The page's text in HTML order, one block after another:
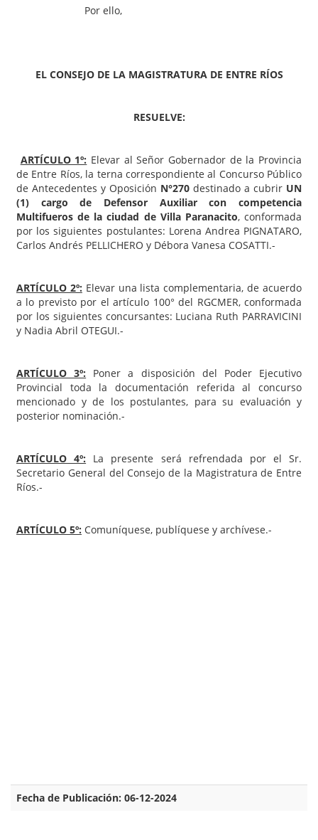
Por ello,
EL CONSEJO DE LA MAGISTRATURA DE ENTRE RÍOS
RESUELVE:
ARTÍCULO 1º: Elevar al Señor Gobernador de la Provincia
de Entre Ríos, la terna correspondiente al Concurso Público
de Antecedentes y Oposición N°270 destinado a cubrir UN
(1) cargo de Defensor Auxiliar con competencia
Multifueros de la ciudad de Villa Paranacito, conformada
por los siguientes postulantes: Lorena Andrea PIGNATARO,
Carlos Andrés PELLICHERO y Débora Vanesa COSATTI.-
ARTÍCULO 2º: Elevar una lista complementaria, de acuerdo
a lo previsto por el artículo 100° del RGCMER, conformada
por los siguientes concursantes: Luciana Ruth PARRAVICINI
y Nadia Abril OTEGUI.-
ARTÍCULO 3º: Poner a disposición del Poder Ejecutivo
Provincial toda la documentación referida al concurso
mencionado y de los postulantes, para su evaluación y
posterior nominación.-
ARTÍCULO 4º: La presente será refrendada por el Sr.
Secretario General del Consejo de la Magistratura de Entre
Ríos.-
ARTÍCULO 5º: Comuníquese, publíquese y archívese.-
Fecha de Publicación: 06-12-2024